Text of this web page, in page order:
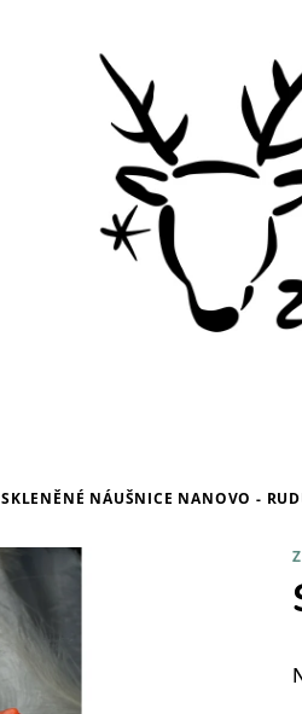
SKLENĚNÉ NÁUŠNICE NANOVO -